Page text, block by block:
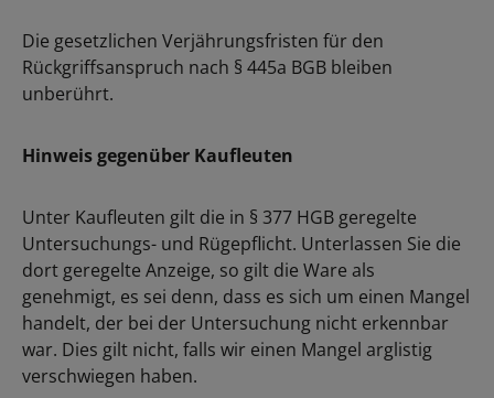
Die gesetzlichen Verjährungsfristen für den
Rückgriffsanspruch nach § 445a BGB bleiben
unberührt.
Hinweis gegenüber Kaufleuten
Unter Kaufleuten gilt die in § 377 HGB geregelte
Untersuchungs- und Rügepflicht. Unterlassen Sie die
dort geregelte Anzeige, so gilt die Ware als
genehmigt, es sei denn, dass es sich um einen Mangel
handelt, der bei der Untersuchung nicht erkennbar
war. Dies gilt nicht, falls wir einen Mangel arglistig
verschwiegen haben.